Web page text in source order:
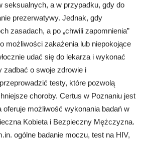
seksualnych, a w przypadku, gdy do
prezerwatywy. Jednak, gdy
zasadach, a po „chwili zapomnienia”
możliwości zakażenia lub niepokojące
udać się do lekarza i wykonać
zadbać o swoje zdrowie i
testy, które pozwolą
choroby. Certus w Poznaniu jest
oferuje możliwość wykonania badań w
Kobieta i Bezpieczny Mężczyzna.
ogólne badanie moczu, test na HIV,